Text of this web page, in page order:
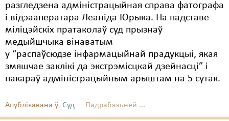
разгледзена адміністрацыйная справа фатографа
і відэааператара Леаніда Юрыка. На падставе
міліцэйскіх пратаколаў суд прызнаў
медыйшчыка вінаватым
у “распаўсюдзе інфармацыйнай прадукцыі, якая
змяшчае заклікі да экстрэмісцкай дзейнасці” і
пакараў адміністрацыйным арыштам на 5 сутак.
Апублікавана ў Суд Падрабязьней ...
Мірныя сходы
Палітвязьні
Праваабаронцы
Правы дзіцяці
Распальваньне варожасьці